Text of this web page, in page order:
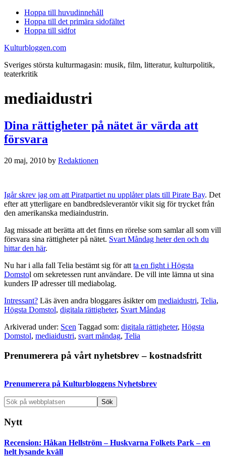
Hoppa till huvudinnehåll
Hoppa till det primära sidofältet
Hoppa till sidfot
Kulturbloggen.com
Sveriges största kulturmagasin: musik, film, litteratur, kulturpolitik,
teaterkritik
mediaidustri
Dina rättigheter på nätet är värda att
försvara
20 maj, 2010 by Redaktionen
Igår skrev jag om att Piratpartiet nu upplåter plats till Pirate Bay. Det
efter att ytterligare en bandbredsleverantör vikit sig för trycket från
den amerikanska mediaindustrin.
Jag missade att berätta att det finns en rörelse som samlar all som vill
försvara sina rättigheter på nätet. Svart Måndag heter den och du
hittar den här.
Nu har i alla fall Telia bestämt sig för att ta en fight i Högsta
Domstol om sekretessen runt användare. De vill inte lämna ut sina
kunders IP adresser till mediabolag.
Intressant? Läs även andra bloggares åsikter om mediaidustri, Telia,
Högsta Domstol, digitala rättigheter, Svart Måndag
Arkiverad under: Scen Taggad som: digitala rättigheter, Högsta
Domstol, mediaidustri, svart måndag, Telia
Primärt
Prenumerera på vårt nyhetsbrev – kostnadsfritt
Prenumerera på Kulturbloggens Nyhetsbrev
Sök
på
webbplatsen
Nytt
Recension: Håkan Hellström – Huskvarna Folkets Park – en
helt lysande kväll